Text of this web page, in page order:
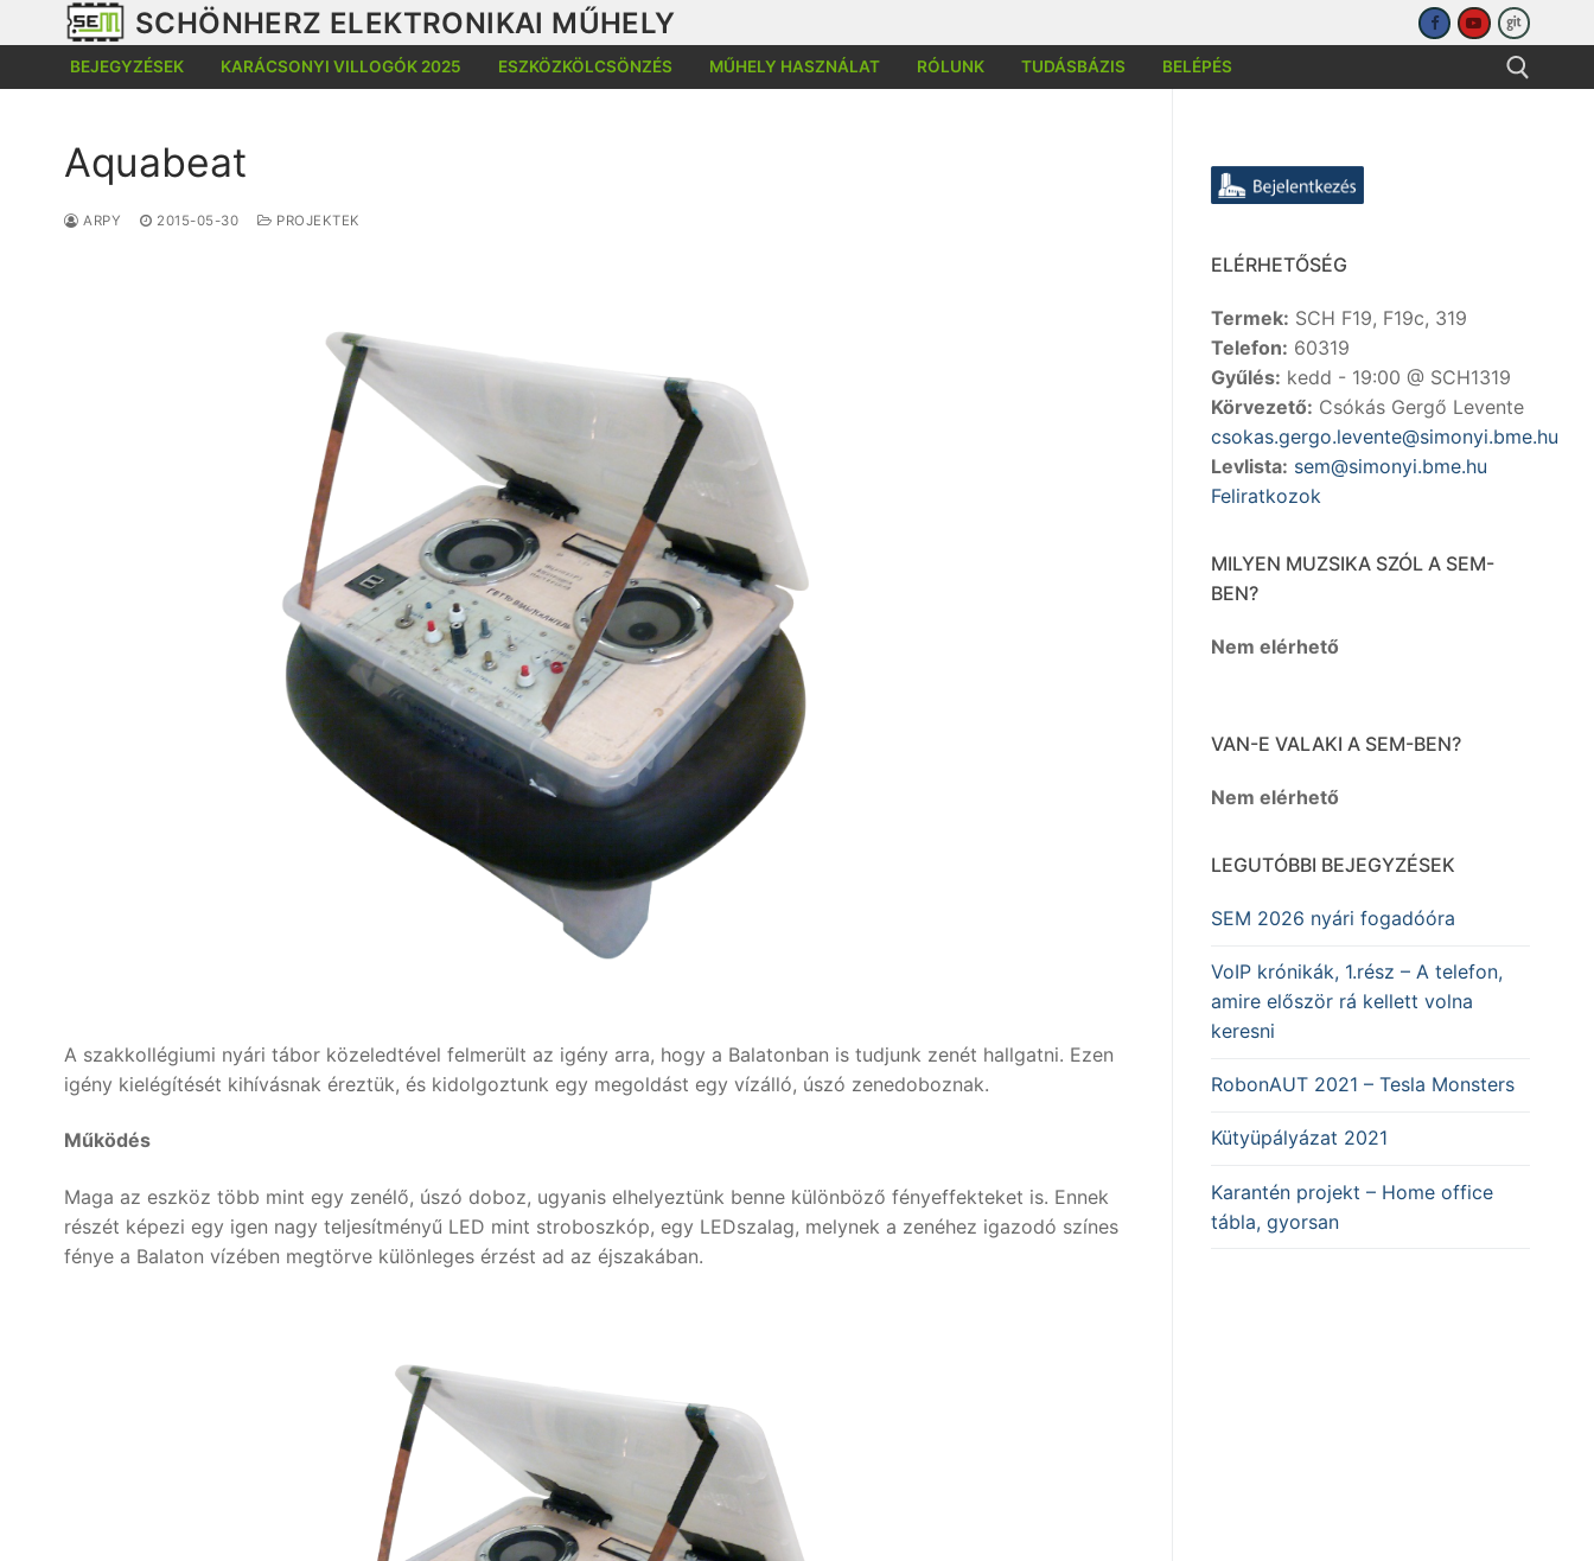
a
tartalomra
SCHÖNHERZ ELEKTRONIKAI MŰHELY
BEJEGYZÉSEK KARÁCSONYI VILLOGÓK 2025 ESZKÖZKÖLCSÖNZÉS MŰHELY HASZNÁLAT RÓLUNK TUDÁSBÁZIS BELÉPÉS
Aquabeat
ARPY 2015-05-30 PROJEKTEK
A szakkollégiumi nyári tábor közeledtével felmerült az igény arra, hogy a Balatonban is tudjunk zenét hallgatni. Ezen
igény kielégítését kihívásnak éreztük, és kidolgoztunk egy megoldást egy vízálló, úszó zenedoboznak.
Működés
Maga az eszköz több mint egy zenélő, úszó doboz, ugyanis elhelyeztünk benne különböző fényeffekteket is. Ennek
részét képezi egy igen nagy teljesítményű LED mint stroboszkóp, egy LEDszalag, melynek a zenéhez igazodó színes
fénye a Balaton vízében megtörve különleges érzést ad az éjszakában.
ELÉRHETŐSÉG
Termek: SCH F19, F19c, 319
Telefon: 60319
Gyűlés: kedd - 19:00 @ SCH1319
Körvezető: Csókás Gergő Levente
csokas.gergo.levente@simonyi.bme.hu
Levlista: sem@simonyi.bme.hu
Feliratkozok
MILYEN MUZSIKA SZÓL A SEM-
BEN?
Nem elérhető
VAN-E VALAKI A SEM-BEN?
Nem elérhető
LEGUTÓBBI BEJEGYZÉSEK
SEM 2026 nyári fogadóóra
VoIP krónikák, 1.rész – A telefon,
amire először rá kellett volna
keresni
RobonAUT 2021 – Tesla Monsters
Kütyüpályázat 2021
Karantén projekt – Home office
tábla, gyorsan